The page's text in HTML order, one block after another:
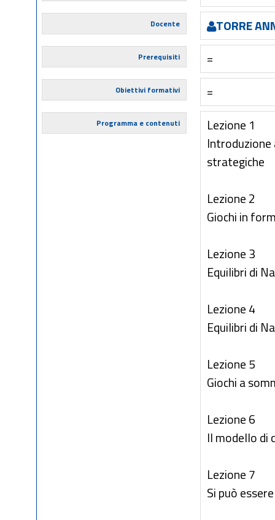
Docente TORRE
Prerequisiti =
Obiettivi formativi =
Programma e contenuti
Lezione 1
strategiche
Lezione 2
Giochi in
Lezione 3
Equilibri di
Lezione 4
Equilibri di
Lezione 5
Giochi a
Lezione 6
Il modello di
Lezione 7
Si può